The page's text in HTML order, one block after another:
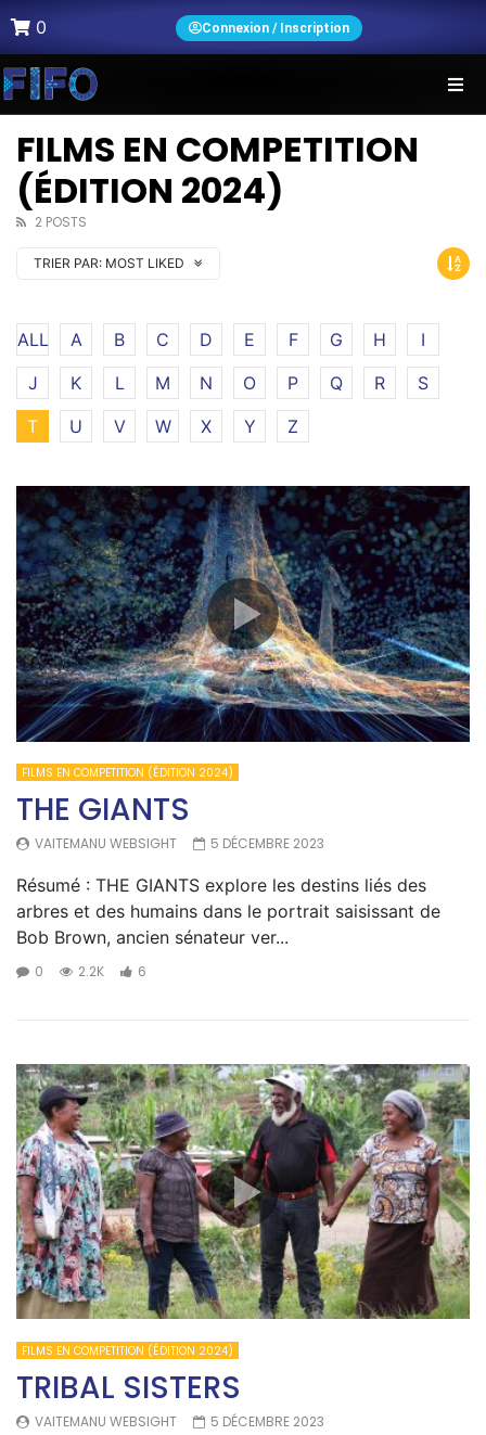
0 Connexion / Inscription
FILMS EN COMPETITION
(ÉDITION 2024)
2 POSTS
TRIER PAR: MOST LIKED
ALL A B C D E F G H
I
J
K L M N O P Q R
S
T
U V W X Y Z
FILMS EN COMPETITION (ÉDITION 2024)
THE GIANTS
VAITEMANU WEBSIGHT 5 DÉCEMBRE 2023
Résumé : THE GIANTS explore les destins liés des
arbres et des humains dans le portrait saisissant de
Bob Brown, ancien sénateur ver...
0 2.2K 6
FILMS EN COMPETITION (ÉDITION 2024)
TRIBAL SISTERS
VAITEMANU WEBSIGHT 5 DÉCEMBRE 2023